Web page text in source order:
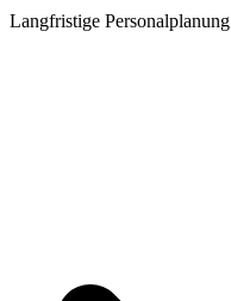
Langfristige Personalplanung